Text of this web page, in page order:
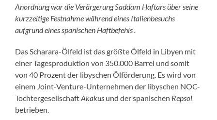
Anordnung war die Verärgerung Saddam Haftars über seine
kurzzeitige Festnahmewährend eines Italienbesuchs
aufgrund eines spanischen Haftbefehls .
Das Scharara-Ölfeld ist das größte Ölfeld in Libyen mit
einer Tagesproduktion von 350.000 Barrel und somit
von 40 Prozent der libyschen Ölförderung. Es wird von
einem Joint-Venture-Unternehmen der libyschen NOC-
TochtergesellschaftAkakus und der spanischen Repsol
betrieben.